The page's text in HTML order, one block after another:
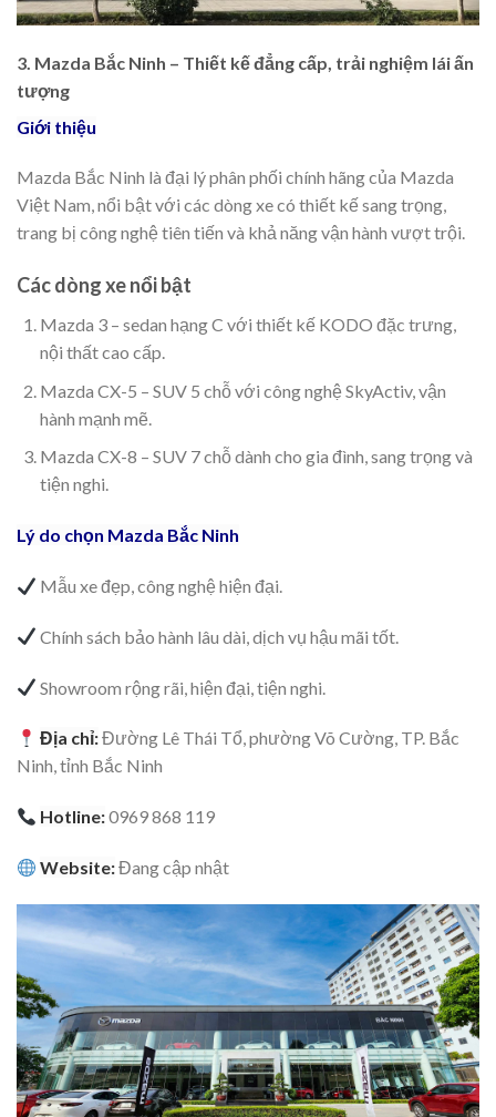
3. Mazda Bắc Ninh – Thiết kế đẳng cấp, trải nghiệm lái ấn
tượng
Giới thiệu
Mazda Bắc Ninh là đại lý phân phối chính hãng của Mazda
Việt Nam, nổi bật với các dòng xe có thiết kế sang trọng,
trang bị công nghệ tiên tiến và khả năng vận hành vượt trội.
Các dòng xe nổi bật
Mazda 3 – sedan hạng C với thiết kế KODO đặc trưng,
nội thất cao cấp.
Mazda CX-5 – SUV 5 chỗ với công nghệ SkyActiv, vận
hành mạnh mẽ.
Mazda CX-8 – SUV 7 chỗ dành cho gia đình, sang trọng và
tiện nghi.
Lý do chọn Mazda Bắc Ninh
Mẫu xe đẹp, công nghệ hiện đại.
Chính sách bảo hành lâu dài, dịch vụ hậu mãi tốt.
Showroom rộng rãi, hiện đại, tiện nghi.
Địa chỉ:Đường Lê Thái Tổ, phường Võ Cường, TP. Bắc
Ninh, tỉnh Bắc Ninh
Hotline:0969 868 119
Website:Đang cập nhật